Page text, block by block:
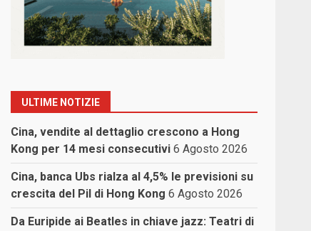
ULTIME NOTIZIE
Cina, vendite al dettaglio crescono a Hong
Kong per 14 mesi consecutivi 6 Agosto 2026
Cina, banca Ubs rialza al 4,5% le previsioni su
crescita del Pil di Hong Kong 6 Agosto 2026
Da Euripide ai Beatles in chiave jazz: Teatri di